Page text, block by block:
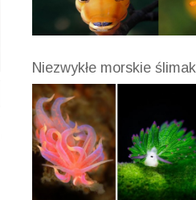
Niezwykłe morskie